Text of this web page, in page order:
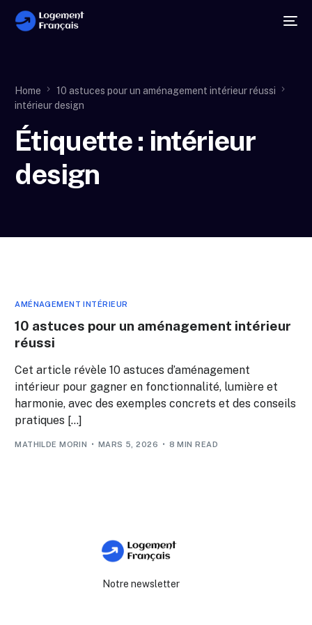
Home
10 astuces pour un aménagement intérieur réussi
intérieur design
Étiquette : intérieur
design
AMÉNAGEMENT INTÉRIEUR
10 astuces pour un aménagement intérieur
réussi
Cet article révèle 10 astuces d’aménagement
intérieur pour gagner en fonctionnalité, lumière et
harmonie, avec des exemples concrets et des conseils
pratiques […]
MATHILDE MORIN MARS 5, 2026 8 MIN READ
Notre newsletter